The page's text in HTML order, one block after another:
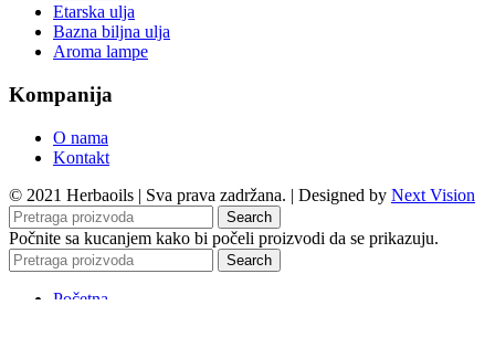
Etarska ulja
Bazna biljna ulja
Aroma lampe
Kompanija
O nama
Kontakt
© 2021 Herbaoils | Sva prava zadržana. | Designed by Next Vision
Search
Počnite sa kucanjem kako bi počeli proizvodi da se prikazuju.
Search
Početna